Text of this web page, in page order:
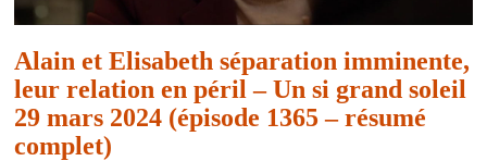
Alain et Elisabeth séparation imminente,
leur relation en péril – Un si grand soleil
29 mars 2024 (épisode 1365 – résumé
complet)